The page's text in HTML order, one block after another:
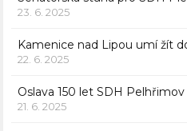
23. 6. 2025
Kamenice nad Lipou umí žít
22. 6. 2025
Oslava 150 let SDH Pelhřimov
21. 6. 2025